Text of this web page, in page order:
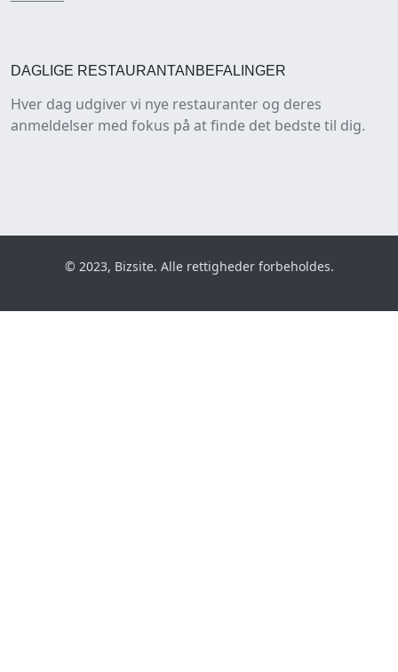
DAGLIGE RESTAURANTANBEFALINGER
Hver dag udgiver vi nye restauranter og deres
anmeldelser med fokus på at finde det bedste til dig.
© 2023, Bizsite. Alle rettigheder forbeholdes.